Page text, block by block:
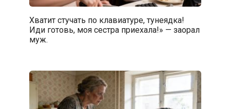
Хватит стучать по клавиатуре, тунеядка!
Иди готовь, моя сестра приехала!» — заорал
муж.